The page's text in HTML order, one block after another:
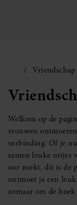
Welkom op de
vrouwen
verbinding. Of je
samen leuke uitjes
oor zoekt, dit is de
ontmoet je een
zomaar om de